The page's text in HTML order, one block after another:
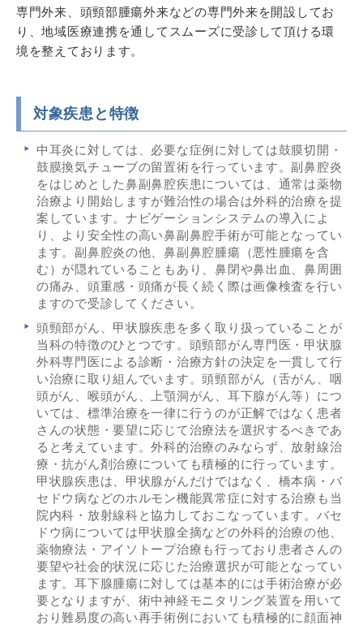
専門外来、頭頸部腫瘍外来などの専門外来を開設してお
り、地域医療連携を通してスムーズに受診して頂ける環
境を整えております。
対象疾患と特徴
中耳炎に対しては、必要な症例に対しては鼓膜切開・
鼓膜換気チューブの留置術を行っています。副鼻腔炎
をはじめとした鼻副鼻腔疾患については、通常は薬物
治療より開始しますが難治性の場合は外科的治療を提
案しています。ナビゲーションシステムの導入によ
り、より安全性の高い鼻副鼻腔手術が可能となってい
ます。副鼻腔炎の他、鼻副鼻腔腫瘍（悪性腫瘍を含
む）が隠れていることもあり、鼻閉や鼻出血、鼻周囲
の痛み、頭重感・頭痛が長く続く際は画像検査を行い
ますので受診してください。
頭頸部がん、甲状腺疾患を多く取り扱っていることが
当科の特徴のひとつです。頭頸部がん専門医・甲状腺
外科専門医による診断・治療方針の決定を一貫して行
い治療に取り組んでいます。頭頸部がん（舌がん、咽
頭がん、喉頭がん、上顎洞がん、耳下腺がん等）につ
いては、標準治療を一律に行うのが正解ではなく患者
さんの状態・要望に応じて治療法を選択するべきであ
ると考えています。外科的治療のみならず、放射線治
療・抗がん剤治療についても積極的に行っています。
甲状腺疾患は、甲状腺がんだけではなく、橋本病・バ
セドウ病などのホルモン機能異常症に対する治療も当
院内科・放射線科と協力しておこなっています。バセ
ドウ病については甲状腺全摘などの外科的治療の他、
薬物療法・アイソトープ治療も行っており患者さんの
要望や社会的状況に応じた治療選択が可能となってい
ます。耳下腺腫瘍に対しては基本的には手術治療が必
要となりますが、術中神経モニタリング装置を用いて
おり難易度の高い再手術例においても積極的に顔面神